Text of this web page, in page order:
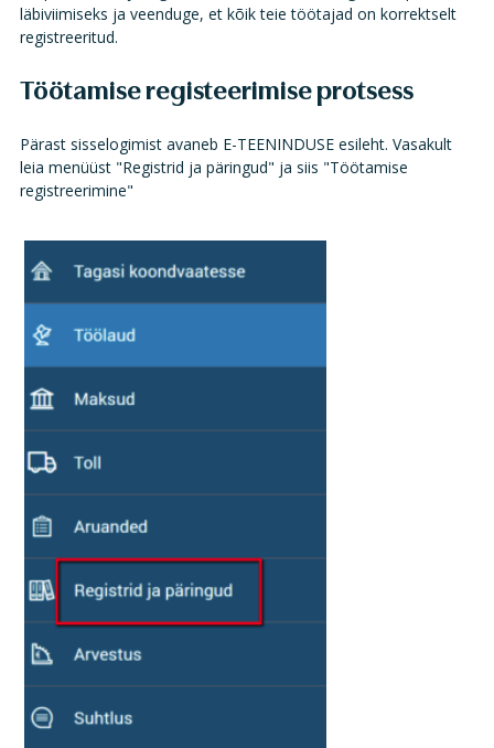
läbiviimiseks ja veenduge, et kõik teie töötajad on korrektselt
registreeritud.
Töötamise registeerimise protsess
Pärast sisselogimist avaneb E-TEENINDUSE esileht. Vasakult
leia menüüst "Registrid ja päringud" ja siis "Töötamise
registreerimine"